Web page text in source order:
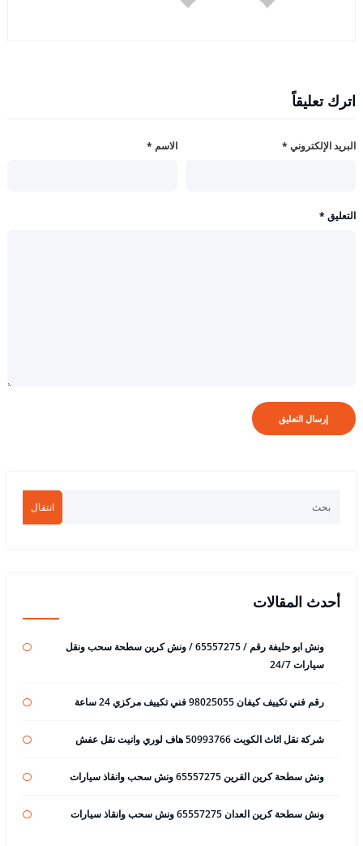
اترك تعليقاً
الاسم * البريد الإلكتروني *
التعليق *
انتقال
أحدث المقالات
ونش ابو حليفة رقم / 65557275 / ونش كرين سطحة سحب ونقل
سيارات 24/7
رقم فني تكييف كيفان 98025055 فني تكييف مركزي 24 ساعة
شركة نقل اثاث الكويت 50993766 هاف لوري وانيت نقل عفش
ونش سطحة كرين القرين 65557275 ونش سحب وانقاذ سيارات
ونش سطحة كرين العدان 65557275 ونش سحب وانقاذ سيارات